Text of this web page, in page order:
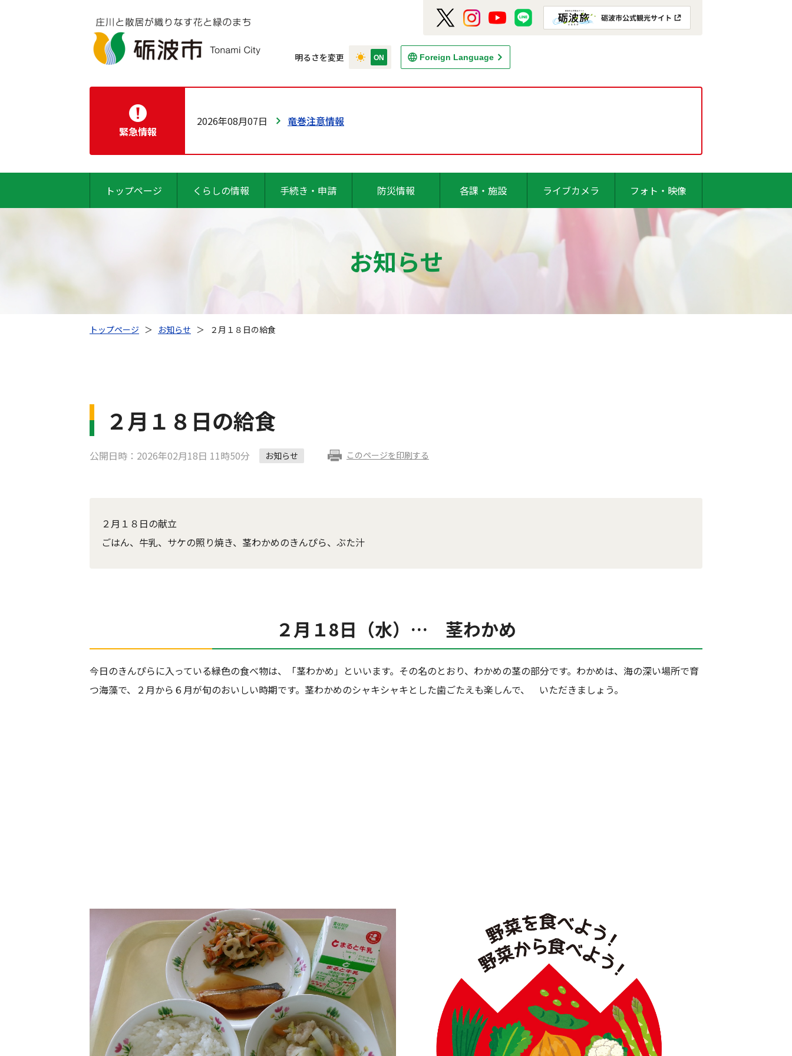
明るさを変更 Foreign Language
緊急情報
2026年08月07日 竜巻注意情報
トップページ くらしの情報 手続き・申請 防災情報 各課・施設 ライブカメラ フォト・映像
お知らせ
トップページ ＞ お知らせ ＞ ２月１８日の給食
２月１８日の給食
公開日時：2026年02月18日 11時50分 お知らせ このページを印刷する
２月１８日の献立
ごはん、牛乳、サケの照り焼き、茎わかめのきんぴら、ぶた汁
２月１8日（水）… 茎わかめ
今日のきんぴらに入っている緑色の食べ物は、「茎わかめ」といいます。その名のとおり、わかめの茎の部分です。わかめは、海の深い場所で育
つ海藻で、２月から６月が旬のおいしい時期です。茎わかめのシャキシャキとした歯ごたえも楽しんで、 いただきましょう。